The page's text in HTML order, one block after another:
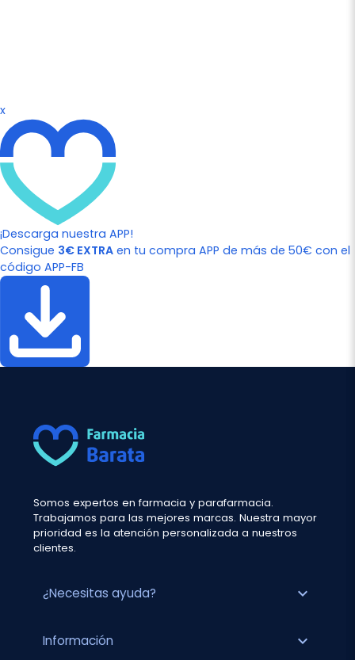
x
¡Descarga nuestra APP!
Consigue 3€ EXTRA en tu compra APP de más de 50€ con el
código APP-FB
Somos expertos en farmacia y parafarmacia.
Trabajamos para las mejores marcas. Nuestra mayor
prioridad es la atención personalizada a nuestros
clientes.
¿Necesitas ayuda? expand_more
Información expand_more